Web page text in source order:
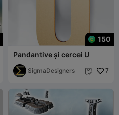
150
Pandantive și cercei U
SigmaDesigners  7